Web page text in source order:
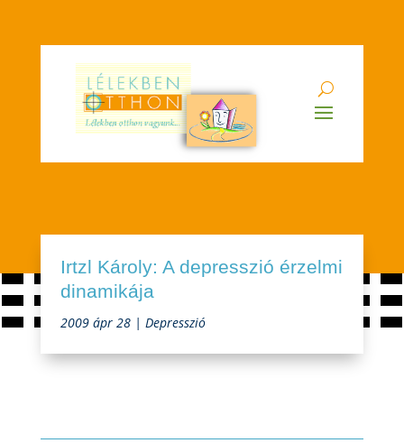
Irtzl Károly: A depresszió érzelmi
dinamikája
2009 ápr 28 |Depresszió